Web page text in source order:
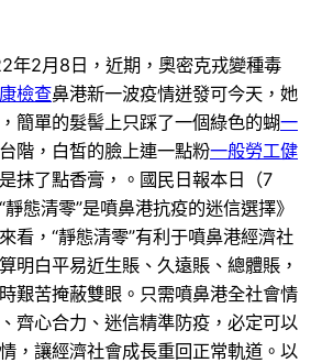
年2月8日，近期，奧密克戎變種毒
檢查鼻港新一波疫情迸發可今天，她
簡單的髮髻上只踩了一個綠色的蝴一
階，白皙的臉上連一點粉一般勞工健
抹了點香膏，。國民日報本日（7
態清零”是噴鼻港抗疫的迷信選擇》
看，“靜態清零”有利于噴鼻港經濟社
明白平易近生賬、久遠賬、總體賬，
艱苦掩蔽雙眼。只需噴鼻港全社會情
齊心合力、迷信精準防疫，必定可以
，讓經濟社會成長重回正常軌道。以